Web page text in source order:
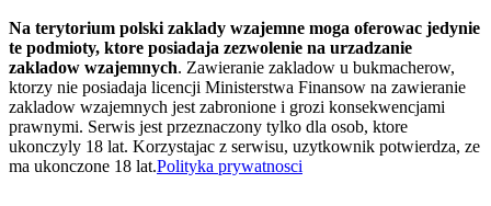
Na terytorium polski zaklady wzajemne moga oferowac jedynie
te podmioty, ktore posiadaja zezwolenie na urzadzanie
zakladow wzajemnych. Zawieranie zakladow u bukmacherow,
ktorzy nie posiadaja licencji Ministerstwa Finansow na zawieranie
zakladow wzajemnych jest zabronione i grozi konsekwencjami
prawnymi. Serwis jest przeznaczony tylko dla osob, ktore
ukonczyly 18 lat. Korzystajac z serwisu, uzytkownik potwierdza, ze
ma ukonczone 18 lat.Polityka prywatnosci